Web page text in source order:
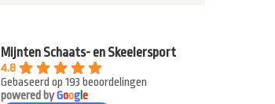
Mijnten Schaats- en Skeelersport
4.8
Gebaseerd op 193 beoordelingen
powered byGoogle